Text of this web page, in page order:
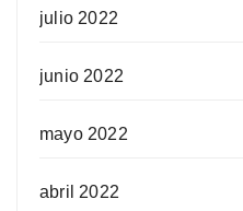
julio 2022
junio 2022
mayo 2022
abril 2022